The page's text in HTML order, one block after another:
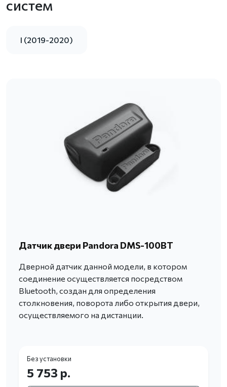
систем
I (2019-2020)
Датчик двери Pandora DMS-100BT
Дверной датчик данной модели, в котором
соединение осуществляется посредством
Bluetooth, создан для определения
столкновения, поворота либо открытия двери,
осуществляемого на дистанции.
Без установки
5 753 р.